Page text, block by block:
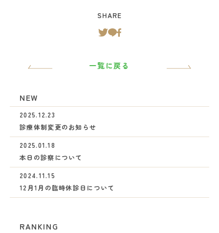
SHARE
一覧に戻る
NEW
2025.12.23
診療体制変更のお知らせ
2025.01.18
本日の診察について
2024.11.15
12月1月の臨時休診日について
RANKING